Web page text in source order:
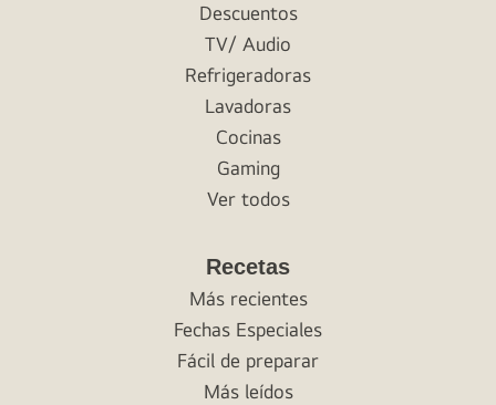
Descuentos
TV/ Audio
Refrigeradoras
Lavadoras
Cocinas
Gaming
Ver todos
Recetas
Más recientes
Fechas Especiales
Fácil de preparar
Más leídos